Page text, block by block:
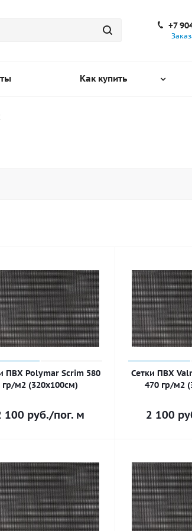
+7
Как купить
ПВХ Polymar Scrim 580
гр/м2 (320х100см)
100 руб./пог. м
Сетки ПВХ
470 гр/м2
2 100